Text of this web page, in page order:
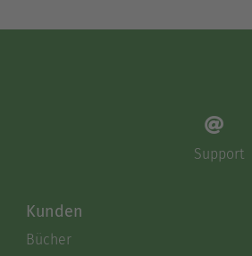
Support
Kunden
Bücher